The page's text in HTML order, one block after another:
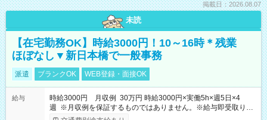
掲載日：2026.08.07
未読
【在宅勤務OK】時給3000円！10～16時＊残業
ほぼなし▼新日本橋で一般事務
派遣 ブランクOK WEB登録・面接OK
給与
時給3000円 月収例 30万円 時給3000円×実働5h×週5日×4
週 ※月収例を保証するものではありません。※給与即受取りサ
ービス利用可（利用条件有）